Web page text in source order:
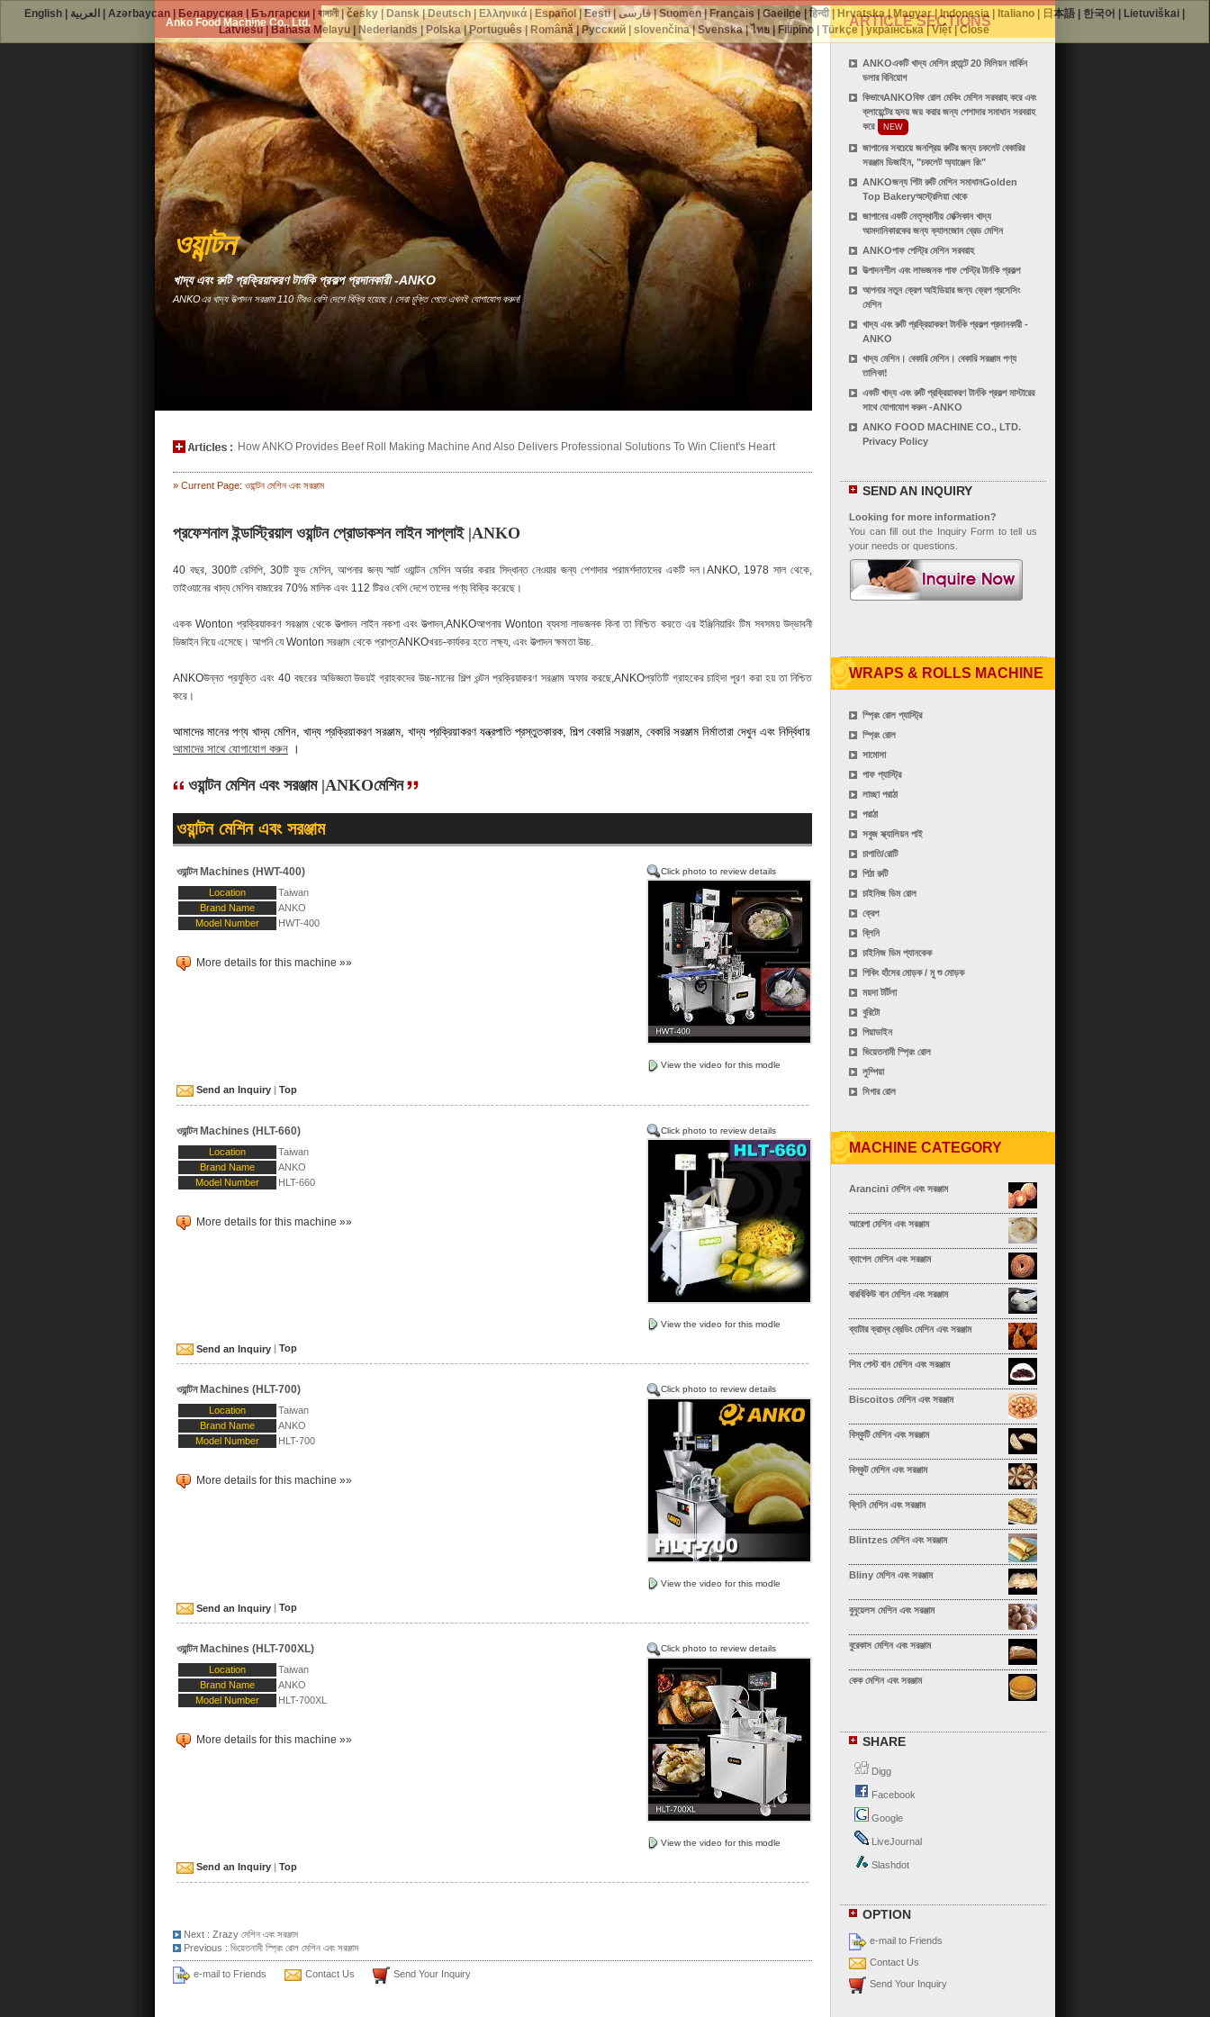
Anko Food Machine Co., Ltd.
ওয়ান্টন
খাদ্য এবং রুটি প্রক্রিয়াকরণ টার্নকি প্রকল্প প্রদানকারী -ANKO
ANKOএর খাদ্য উত্পাদন সরঞ্জাম 110 টিরও বেশি দেশে বিক্রি হয়েছে। সেরা চুক্তি পেতে এখনই যোগাযোগ করুন!
How ANKO Provides Beef Roll Making Machine And Also Delivers Professional Solutions To Win Client's Heart
» Current Page: ওয়ান্টন মেশিন এবং সরঞ্জাম
প্রফেশনাল ইন্ডাস্ট্রিয়াল ওয়ান্টন প্রোডাকশন লাইন সাপ্লাই |ANKO
40 বছর, 300টি রেসিপি, 30টি ফুড মেশিন, আপনার জন্য স্মার্ট ওয়ান্টন মেশিন অর্ডার করার সিদ্ধান্ত নেওয়ার জন্য পেশাদার পরামর্শদাতাদের একটি দল।ANKO, 1978 সাল থেকে,
তাইওয়ানের খাদ্য মেশিন বাজারের 70% মালিক এবং 112 টিরও বেশি দেশে তাদের পণ্য বিক্রি করেছে।
একক Wonton প্রক্রিয়াকরণ সরঞ্জাম থেকে উত্পাদন লাইন নকশা এবং উত্পাদন,ANKOআপনার Wonton ব্যবসা লাভজনক কিনা তা নিশ্চিত করতে এর ইঞ্জিনিয়ারিং টিম সবসময় উদ্ভাবনী
ডিজাইন নিয়ে এসেছে। আপনি যে Wonton সরঞ্জাম থেকে প্রাপ্তANKOখরচ-কার্যকর হতে লক্ষ্য, এবং উত্পাদন ক্ষমতা উচ্চ.
ANKOউন্নত প্রযুক্তি এবং 40 বছরের অভিজ্ঞতা উভয়ই গ্রাহকদের উচ্চ-মানের শিল্প ওন্টন প্রক্রিয়াকরণ সরঞ্জাম অফার করছে,ANKOপ্রতিটি গ্রাহকের চাহিদা পূরণ করা হয় তা নিশ্চিত
করে।
আমাদের মানের পণ্য খাদ্য মেশিন, খাদ্য প্রক্রিয়াকরণ সরঞ্জাম, খাদ্য প্রক্রিয়াকরণ যন্ত্রপাতি প্রস্তুতকারক, শিল্প বেকারি সরঞ্জাম, বেকারি সরঞ্জাম নির্মাতারা দেখুন এবং নির্দ্বিধায়
আমাদের সাথে যোগাযোগ করুন ।
ওয়ান্টন মেশিন এবং সরঞ্জাম |ANKOমেশিন
ওয়ান্টন মেশিন এবং সরঞ্জাম
Click photo to review details
View the video for this modle
ওয়ান্টন Machines (HWT-400)
Location
Taiwan
Brand Name
ANKO
Model Number
HWT-400
More details for this machine »»
Send an Inquiry | Top
Click photo to review details
View the video for this modle
ওয়ান্টন Machines (HLT-660)
Location
Taiwan
Brand Name
ANKO
Model Number
HLT-660
More details for this machine »»
Send an Inquiry Top
Click photo to review details
View the video for this modle
ওয়ান্টন Machines (HLT-700)
Location
Taiwan
Brand Name
ANKO
Model Number
HLT-700
More details for this machine »»
Send an Inquiry Top
Click photo to review details
View the video for this modle
ওয়ান্টন Machines (HLT-700XL)
Location
Taiwan
Brand Name
ANKO
Model Number
HLT-700XL
More details for this machine »»
Send an Inquiry Top
Next : Zrazy মেশিন এবং সরঞ্জাম
Previous : ভিয়েতনামী স্প্রিং রোল মেশিন এবং সরঞ্জাম
e-mail to Friends Contact Us Send Your Inquiry
ARTICLE SECTIONS
ANKOএকটি খাদ্য মেশিন প্ল্যান্টে 20 মিলিয়ন মার্কিন
ডলার বিনিয়োগ
কিভাবেANKOবিফ রোল মেকিং মেশিন সরবরাহ করে এবং
ক্লায়েন্টের হৃদয় জয় করার জন্য পেশাদার সমাধান সরবরাহ
করে
NEW
জাপানের সবচেয়ে জনপ্রিয় রুটির জন্য চকলেট বেকারির
সরঞ্জাম ডিজাইন, "চকলেট অ্যাঞ্জেল রিং"
ANKOজন্য পিটা রুটি মেশিন সমাধানGolden
Top Bakeryঅস্ট্রেলিয়া থেকে
জাপানের একটি নেতৃস্থানীয় মেক্সিকান খাদ্য
আমদানিকারকের জন্য ক্যালজোন ব্রেড মেশিন
ANKOপাফ পেস্ট্রি মেশিন সরবরাহ
উত্পাদনশীল এবং লাভজনক পাফ পেস্ট্রি টার্নকি প্রকল্প
আপনার নতুন ক্রেপ আইডিয়ার জন্য ক্রেপ প্রসেসিং
মেশিন
খাদ্য এবং রুটি প্রক্রিয়াকরণ টার্নকি প্রকল্প প্রদানকারী -
ANKO
খাদ্য মেশিন। বেকারি মেশিন। বেকারি সরঞ্জাম পণ্য
তালিকা!
একটি খাদ্য এবং রুটি প্রক্রিয়াকরণ টার্নকি প্রকল্প মাস্টারের
সাথে যোগাযোগ করুন -ANKO
ANKO FOOD MACHINE CO., LTD.
Privacy Policy
SEND AN INQUIRY
Looking for more information?
You can fill out the Inquiry Form to tell us
your needs or questions.
WRAPS & ROLLS MACHINE
স্প্রিং রোল প্যাস্ট্রি
স্প্রিং রোল
সামোসা
পাফ প্যাস্ট্রি
লাচ্ছা পরাঠা
পরাঠা
সবুজ স্ক্যালিয়ন পাই
চাপাতি/রোটি
পিঠা রুটি
চাইনিজ ডিম রোল
ক্রেপ
ব্লিনি
চাইনিজ ডিম প্যানকেক
পিকিং হাঁসের মোড়ক / মু শু মোড়ক
ময়দা টর্টিলা
বুরিটো
পিয়াডাইন
ভিয়েতনামী স্প্রিং রোল
লুম্পিয়া
সিগার রোল
MACHINE CATEGORY
Arancini মেশিন এবং সরঞ্জাম
আরেপা মেশিন এবং সরঞ্জাম
ব্যাগেল মেশিন এবং সরঞ্জাম
বারবিকিউ বান মেশিন এবং সরঞ্জাম
ব্যাটার ক্রাম্ব ব্রেডিং মেশিন এবং সরঞ্জাম
শিম পেস্ট বান মেশিন এবং সরঞ্জাম
Biscoitos মেশিন এবং সরঞ্জাম
বিস্কুটি মেশিন এবং সরঞ্জাম
বিস্কুট মেশিন এবং সরঞ্জাম
ব্লিনি মেশিন এবং সরঞ্জাম
Blintzes মেশিন এবং সরঞ্জাম
Bliny মেশিন এবং সরঞ্জাম
বুনুয়েলস মেশিন এবং সরঞ্জাম
বুরেকাস মেশিন এবং সরঞ্জাম
কেক মেশিন এবং সরঞ্জাম
চা সিউ বাও মেশিন এবং সরঞ্জাম
চাও ঝাউ ডাম্পলিং মেশিন এবং সরঞ্জাম
চাপাতি মেশিন এবং সরঞ্জাম
পনির সামোসা মেশিন এবং সরঞ্জাম
চকোলেট ক্রিঙ্কল মেশিন এবং সরঞ্জাম
SHARE
Digg
Facebook
Google
LiveJournal
Slashdot
OPTION
e-mail to Friends
Contact Us
Send Your Inquiry
English| العربية Azərbaycan| Беларуская Български| বাঙ্গালী|česky| Dansk|Deutsch| Ελληνικά| Español |Eesti| فارسی|Suomen|Français Gaeilge|हिन्दी| Hrvatska| Magyar|Indonesia| Italiano| 日本語| 한국어 Lietuviškai|
Latviešu|Bahasa Melayu Nederlands Polska|Português Română|Русский |slovenčina|Svenska|ไทย | Filipino |Türkçe|українська|Việt|Close